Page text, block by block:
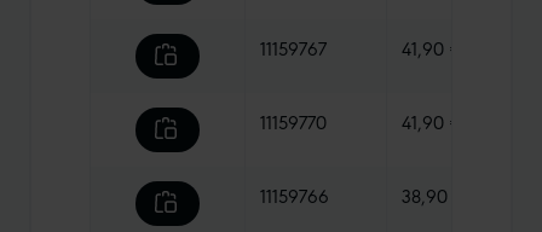
11159767 41,90 €
11159770 41,90 €
11159766 38,90 €